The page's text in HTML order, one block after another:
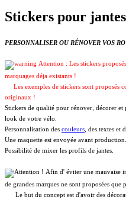
Stickers pour jantes
PERSONNALISER OU RÉNOVER VOS
Attention : Les stickers
marquages déja existants !
Les exemples de stickers sont proposés
originaux !
Stickers de qualité pour rénover, décorer
look de votre vélo.
Personnalisation des couleurs , des textes et
Une maquette est envoyée avant production.
Possibilité de mixer les profils de jantes.
Afin d' éviter une mauvaise
de grandes marques ne sont proposées que
Le but du concept est d'avoir des